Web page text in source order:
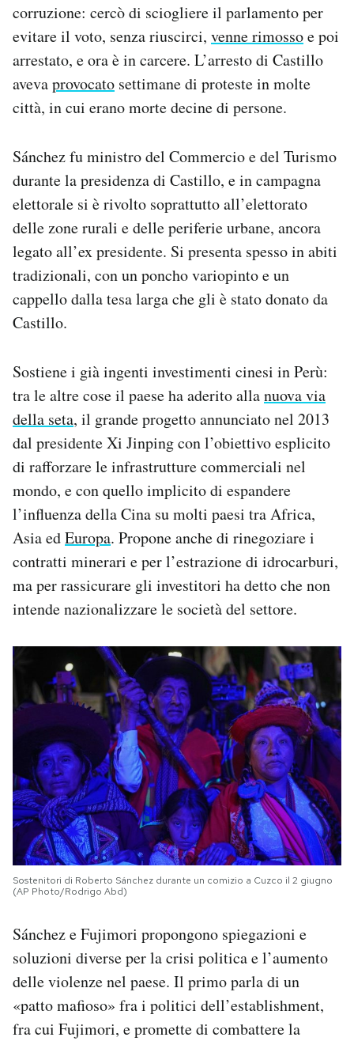
corruzione: cercò di sciogliere il parlamento per
evitare il voto, senza riuscirci, venne rimossoe poi
arrestato, e ora è in carcere. L’arresto di Castillo
avevaprovocato settimane di proteste in molte
città, in cui erano morte decine di persone.
Sánchez fu ministro del Commercio e del Turismo
durante la presidenza di Castillo, e in campagna
elettorale si è rivolto soprattutto all’elettorato
delle zone rurali e delle periferie urbane, ancora
legato all’ex presidente. Si presenta spesso in abiti
tradizionali, con un poncho variopinto e un
cappello dalla tesa larga che gli è stato donato da
Castillo.
Sostiene i già ingenti investimenti cinesi in Perù:
tra le altre cose il paese ha aderito allanuova via
della seta, il grande progetto annunciato nel 2013
dal presidente Xi Jinping con l’obiettivo esplicito
di rafforzare le infrastrutture commerciali nel
mondo, e con quello implicito di espandere
l’influenza della Cina su molti paesi tra Africa,
Asia edEuropa. Propone anche di rinegoziare i
contratti minerari e per l’estrazione di idrocarburi,
ma per rassicurare gli investitori ha detto che non
intende nazionalizzare le società del settore.
Sostenitori di Roberto Sánchez durante un comizio a Cuzco il 2 giugno
(AP Photo/Rodrigo Abd)
Sánchez e Fujimori propongono spiegazioni e
soluzioni diverse per la crisi politica e l’aumento
delle violenze nel paese. Il primo parla di un
«patto mafioso» fra i politici dell’establishment,
fra cui Fujimori, e promette di combattere la